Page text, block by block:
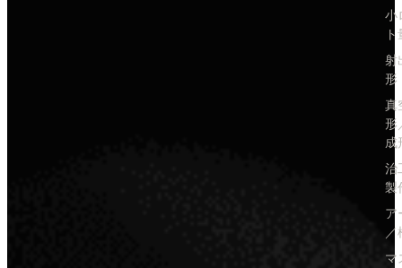
小
射
形
真
形
成
治
製
ア
／
マ